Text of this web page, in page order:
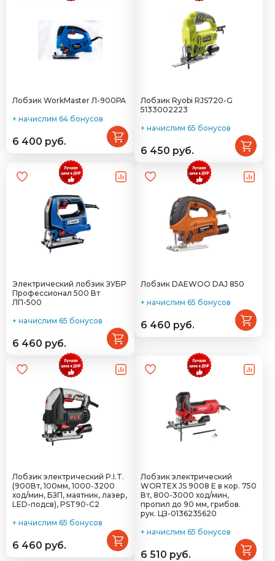
Лобзик WorkMaster Л-900РА
+ начислим 64 бонусов
6 400 руб.
Лобзик Ryobi RJS720-G
5133002223
+ начислим 65 бонусов
6 450 руб.
Электрический лобзик ЗУБР
Профессионал 500 Вт
ЛП-500
+ начислим 65 бонусов
6 460 руб.
Лобзик DAEWOO DAJ 850
+ начислим 65 бонусов
6 460 руб.
Лобзик электрический P.I.T.
(900Вт, 100мм, 1000-3200
ход/мин, БЗП, маятник, лазер,
LED-подсв), PST90-C2
+ начислим 65 бонусов
6 460 руб.
Лобзик электрический
WORTEX JS 9008 E в кор. 750
Вт, 800-3000 ход/мин,
пропил до 90 мм, грибов.
рук. ЦЗ-0136235620
+ начислим 65 бонусов
6 510 руб.